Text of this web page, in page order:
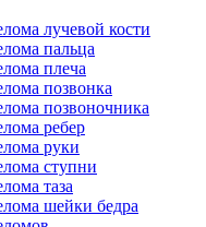
лучевой кости
пальца
плеча
позвонка
позвоночника
ребер
руки
ступни
таза
шейки бедра